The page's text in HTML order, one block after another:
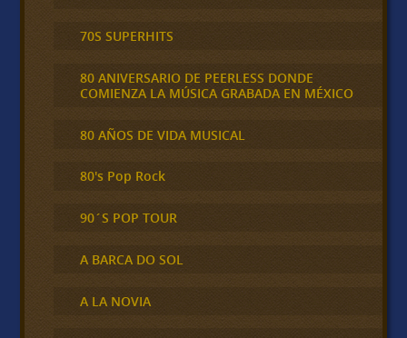
70S SUPERHITS
80 ANIVERSARIO DE PEERLESS DONDE
COMIENZA LA MÚSICA GRABADA EN MÉXICO
80 AÑOS DE VIDA MUSICAL
80's Pop Rock
90´S POP TOUR
A BARCA DO SOL
A LA NOVIA